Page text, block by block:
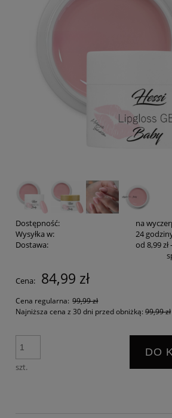
Dostępność:
na
Wysyłka w:
24
Dostawa:
od 8,99 zł
Cena nie zawiera ewentualnych
Cena: 84,99 zł
Cena regularna: 99,99 zł
Najniższa cena z 30 dni przed obniżką: 99,99 zł
szt.
DO